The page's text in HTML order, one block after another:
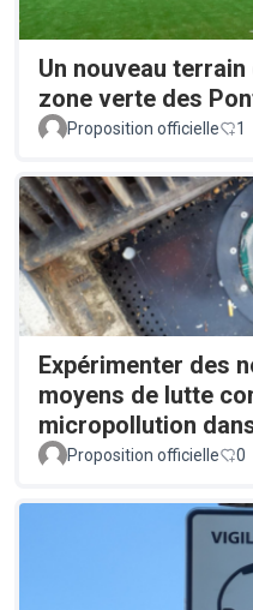
Un nouveau
zone verte des
Proposition officielle 1
Expérimenter des
moyens de lutte
micropollution
Proposition officielle 0